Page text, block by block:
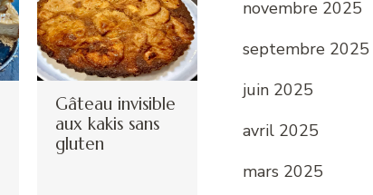
Gâteau invisible
aux kakis sans
gluten
novembre 2025
septembre 2025
juin 2025
avril 2025
mars 2025